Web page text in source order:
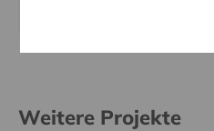
Weitere Projekte